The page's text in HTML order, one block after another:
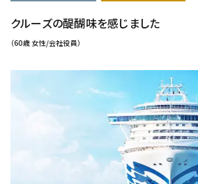
クルーズの醍醐味を感じました
（60歳 女性/会社役員）